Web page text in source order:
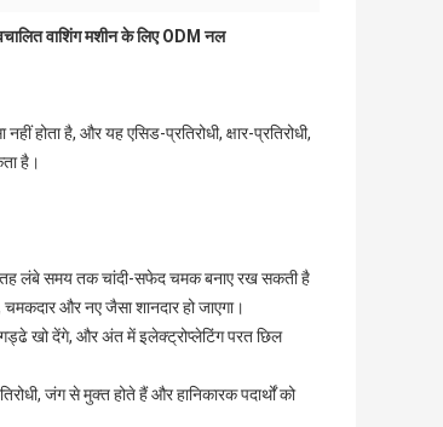
वाशिंग मशीन के लिए ODM नल
है, और यह एसिड-प्रतिरोधी, क्षार-प्रतिरोधी,
है।
लंबे समय तक चांदी-सफेद चमक बनाए रख सकती है
और नए जैसा शानदार हो जाएगा।
खो देंगे, और अंत में इलेक्ट्रोप्लेटिंग परत छिल
जंग से मुक्त होते हैं और हानिकारक पदार्थों को